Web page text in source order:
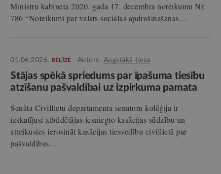
Ministru kabineta 2020. gada 17. decembra noteikumu Nr.
786 “Noteikumi par valsts sociālās apdrošināšanas…
01.06.2026. RELĪZE Autors: Augstākā tiesa
Stājas spēkā spriedums par īpašuma tiesību
atzīšanu pašvaldībai uz izpirkuma pamata
Senāta Civillietu departamenta senatoru kolēģija ir
izskatījusi atbildētājas iesniegto kasācijas sūdzību un
atteikusies ierosināt kasācijas tiesvedību civillietā par
pašvaldības…